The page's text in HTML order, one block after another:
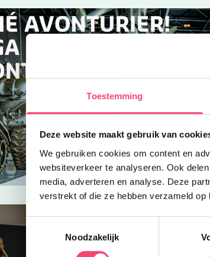
Toestemming
Deze website maakt gebruik van
We gebruiken cookies om content en
websiteverkeer te analyseren. Ook
media, adverteren en analyse. Deze
verstrekt of die ze hebben verzameld
Noodzakelijk